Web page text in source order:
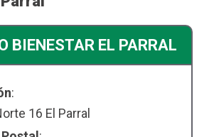
BIENESTAR EL PARRAL
:
16 El Parral